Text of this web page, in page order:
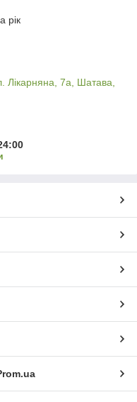
рік
Лікарняна, 7а, Шатава,